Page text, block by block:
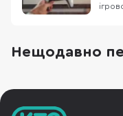
Нещодавно